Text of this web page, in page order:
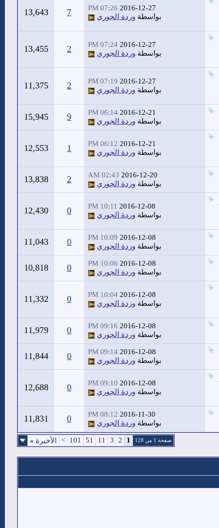
2016-12-27
07:26 PM
بواسطة وردة الجوري 7
13,643
2016-12-27
07:24 PM
بواسطة وردة الجوري 2
13,455
2016-12-27
07:19 PM
بواسطة وردة الجوري 2
11,375
2016-12-21
06:14 PM
بواسطة وردة الجوري 9
15,945
2016-12-21
06:12 PM
بواسطة وردة الجوري 1
12,553
2016-12-20
02:43 AM
بواسطة وردة الجوري 2
13,838
2016-12-08
10:11 PM
بواسطة وردة الجوري 0
12,430
2016-12-08
10:09 PM
بواسطة وردة الجوري 0
11,043
2016-12-08
10:06 PM
بواسطة وردة الجوري 0
10,818
2016-12-08
10:04 PM
بواسطة وردة الجوري 0
11,332
2016-12-08
09:16 PM
بواسطة وردة الجوري 0
11,979
2016-12-08
09:14 PM
بواسطة وردة الجوري 0
11,844
2016-12-08
09:10 PM
بواسطة وردة الجوري 0
12,688
2016-11-30
08:12 PM
بواسطة وردة الجوري 0
11,831
صفحة 1 من 128 1
2
3
11
51
101
> الأخيرة »